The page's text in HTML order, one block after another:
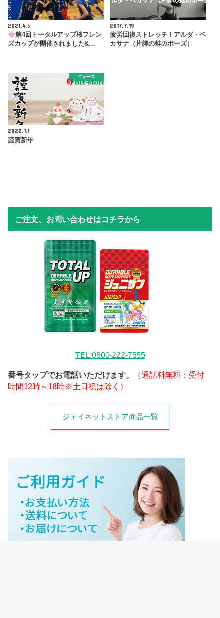
2021.4.6
第4回トータルアップ桜フレン
ズカップが開催されました&…
2017.7.19
疲労回復ストレッチ！アルダ・ベ
カサナ（片脚の蛙のポーズ）
ニュース
2022.1.1
謹賀新年
ご注文、お問い合わせはコチラから
TEL:0800-222-7555
番号タップでお電話いただけます。
（通話料無料：受付
時間12時～18時※土日祝は除く）
ジェイネットストア商品一覧